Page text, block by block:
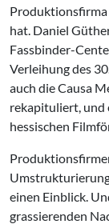
Produktionsfirma
hat. Daniel
Fassbinder-
Verleihung des
auch die Causa
rekapituliert, und
hessischen
einen Einblick.
grassierenden